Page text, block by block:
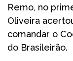
Remo, no
Oliveira
comandar o
do Brasileirão.